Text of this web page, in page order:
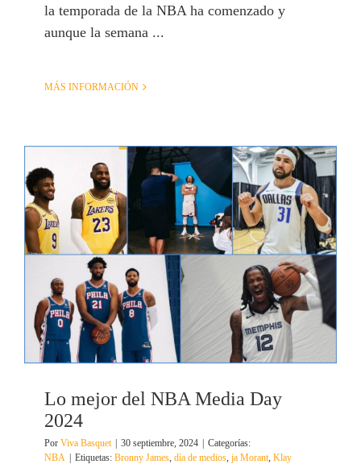
la temporada de la NBA ha comenzado y
aunque la semana ...
MÁS INFORMACIÓN
Lo mejor del NBA Media Day
2024
Por Viva Basquet | 30 septiembre, 2024 | Categorías:
NBA | Etiquetas: Bronny James día de medios ja Morant Klay